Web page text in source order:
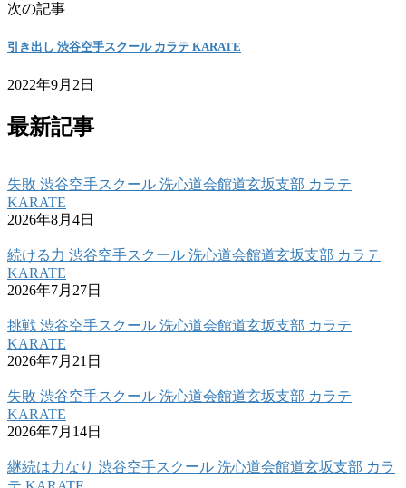
次の記事
引き出し 渋谷空手スクール カラテ KARATE
2022年9月2日
最新記事
失敗 渋谷空手スクール 洗心道会館道玄坂支部 カラテ
KARATE
2026年8月4日
続ける力 渋谷空手スクール 洗心道会館道玄坂支部 カラテ
KARATE
2026年7月27日
挑戦 渋谷空手スクール 洗心道会館道玄坂支部 カラテ
KARATE
2026年7月21日
失敗 渋谷空手スクール 洗心道会館道玄坂支部 カラテ
KARATE
2026年7月14日
継続は力なり 渋谷空手スクール 洗心道会館道玄坂支部 カラ